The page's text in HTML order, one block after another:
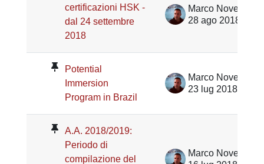
certificazioni HSK -
dal 24 settembre
2018
Marco Noventa
28 ago 2018
Potential
Immersion
Program in Brazil
Marco Noventa
23 lug 2018
A.A. 2018/2019:
Periodo di
compilazione del
Marco Noventa